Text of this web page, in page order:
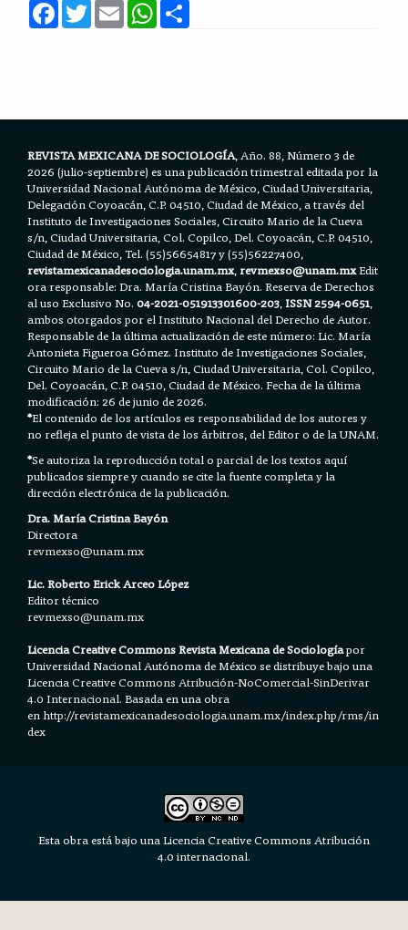
F
a
c
T
w
i
E
m
a
W
h
a
REVISTA MEXICANA DE SOCIOLOGÍA, Año. 88, Número 3 de
2026 (julio-septiembre) es una publicación trimestral editada por la
Universidad Nacional Autónoma de México, Ciudad Universitaria,
Delegación Coyoacán, C.P. 04510, Ciudad de México, a través del
Instituto de Investigaciones Sociales, Circuito Mario de la Cueva
s/n, Ciudad Universitaria, Col. Copilco, Del. Coyoacán, C.P. 04510,
Ciudad de México, Tel. (55)56654817 y (55)56227400,
revistamexicanadesociologia.unam.mx,revmexso@unam.mxEdit
ora responsable: Dra. María Cristina Bayón. Reserva de Derechos
al uso Exclusivo No.04-2021-051913301600-203,ISSN 2594-0651,
ambos otorgados por el Instituto Nacional del Derecho de Autor.
Responsable de la última actualización de este número: Lic. María
Antonieta Figueroa Gómez. Instituto de Investigaciones Sociales,
Circuito Mario de la Cueva s/n, Ciudad Universitaria, Col. Copilco,
Del. Coyoacán, C.P. 04510, Ciudad de México. Fecha de la última
modificación: 26 de junio de 2026.
*El contenido de los artículos es responsabilidad de los autores y
no refleja el punto de vista de los árbitros, del Editor o de la UNAM.
*Se autoriza la reproducción total o parcial de los textos aquí
publicados siempre y cuando se cite la fuente completa y la
dirección electrónica de la publicación.
Dra. María Cristina Bayón
Directora
revmexso@unam.mx
Lic. Roberto Erick Arceo López
Editor técnico
revmexso@unam.mx
Licencia Creative Commons Revista Mexicana de Sociologíapor
Universidad Nacional Autónoma de México se distribuye bajo una
LicenciaCreative Commons Atribución-NoComercial-SinDerivar
4.0 Internacional.Basada en una obra
en http://revistamexicanadesociologia.unam.mx/index.php/rms/in
dex
Esta obra está bajo una Licencia Creative Commons Atribución
4.0 internacional.